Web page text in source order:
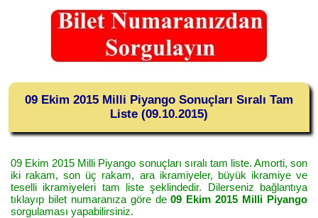
09 Ekim 2015 Milli Piyango Sonuçları Sıralı Tam
Liste (09.10.2015)
09 Ekim 2015 Milli Piyango sonuçları sıralı tam liste. Amorti, son
iki rakam, son üç rakam, ara ikramiyeler, büyük ikramiye ve
teselli ikramiyeleri tam liste şeklindedir. Dilerseniz bağlantıya
tıklayıp bilet numaranıza göre de09 Ekim 2015 Milli Piyango
sorgulaması yapabilirsiniz.